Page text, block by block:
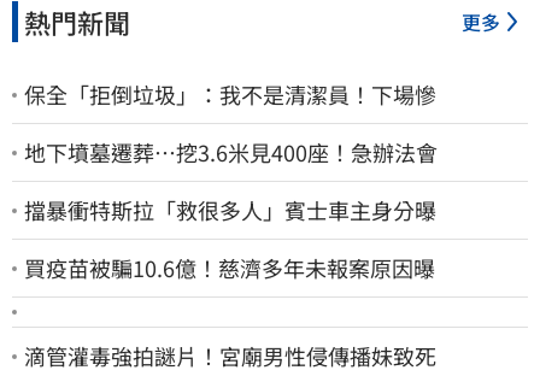
熱門新聞 更多
保全「拒倒垃圾」：我不是清潔員！下場慘
地下墳墓遷葬…挖3.6米見400座！急辦法會
擋暴衝特斯拉「救很多人」賓士車主身分曝
買疫苗被騙10.6億！慈濟多年未報案原因曝
滴管灌毒強拍謎片！宮廟男性侵傳播妹致死